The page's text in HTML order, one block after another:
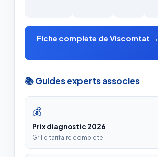
Fiche complete de Viscomtat →
📚 Guides experts associes
💰
Prix diagnostic 2026
Grille tarifaire complete